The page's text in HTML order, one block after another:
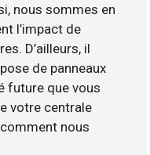
nous sommes en
l’impact de
D’ailleurs, il
de panneaux
future que vous
votre centrale
nous